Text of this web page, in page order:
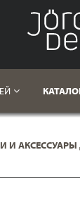
И